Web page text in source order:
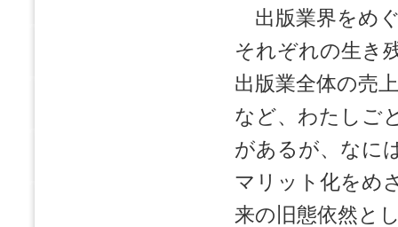
出版業界をめ
それぞれの生き
出版業全体の売
など、わたしご
があるが、なに
マリット化をめ
来の旧態依然と